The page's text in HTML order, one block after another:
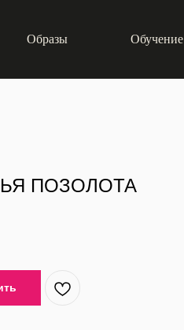
Образы Обучение
ПОЗОЛОТА